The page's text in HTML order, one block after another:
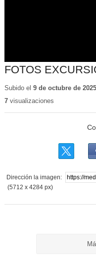
FOTOS
Subido el 9 de octubre de 2025
7visualizaciones
Dirección la imagen:
(5712 x 4284 px)